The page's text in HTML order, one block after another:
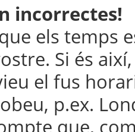
incorrectes!
els temps
Si és
el fus
p.ex.
que,